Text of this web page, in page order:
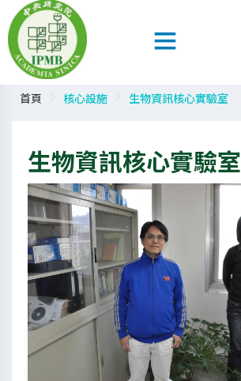
首頁 核心設施 生物資訊核心實驗室
生物資訊核心實驗室